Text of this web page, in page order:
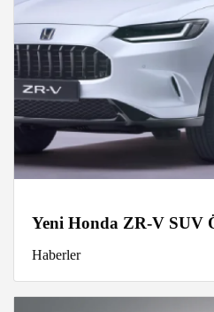
Yeni Honda ZR-V SUV
Haberler